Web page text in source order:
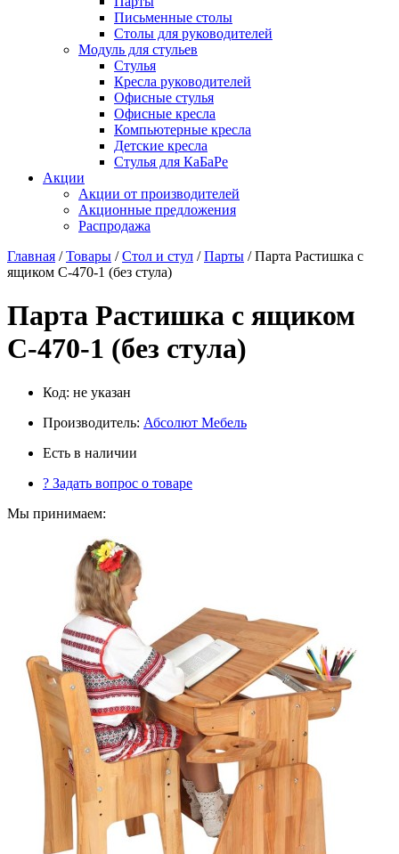
Письменные столы
Столы для руководителей
Модуль для стульев
Стулья
Кресла руководителей
Офисные стулья
Офисные кресла
Компьютерные кресла
Детские кресла
Стулья для КаБаРе
Акции
Акции от производителей
Акционные предложения
Распродажа
Главная /Товары /Стол и стул /Парты / Парта Растишка с
ящиком С-470-1 (без стула)
Парта Растишка с ящиком
С-470-1 (без стула)
Код: не указан
Производитель: Абсолют Мебель
Есть в наличии
? Задать вопрос о товаре
Мы принимаем: